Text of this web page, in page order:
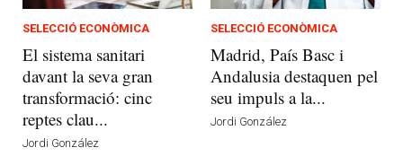
SELECCIÓ ECONÒMICA
El sistema sanitari
davant la seva gran
transformació: cinc
reptes clau...
Jordi González
SELECCIÓ ECONÒMICA
Madrid, País Basc i
Andalusia destaquen pel
seu impuls a la...
Jordi González